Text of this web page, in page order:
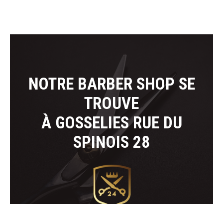
NOTRE BARBER SHOP SE
TROUVE
À GOSSELIES RUE DU
SPINOIS 28